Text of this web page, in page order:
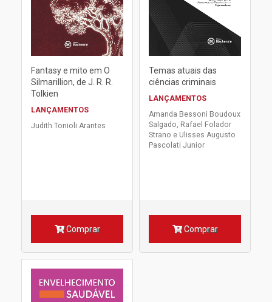
Fantasy e mito em O
Silmarillion, de J. R. R.
Tolkien
LANÇAMENTOS
Judith Tonioli Arantes
Comprar
Temas atuais das
ciências criminais
LANÇAMENTOS
Amanda Bessoni Boudoux
Salgado, Rafael Folador
Strano e Ulisses Augusto
Pascolati Junior
Comprar